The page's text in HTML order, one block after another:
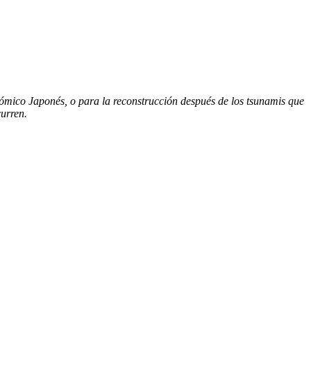
Japonés, o para la reconstrucción después de los tsunamis que